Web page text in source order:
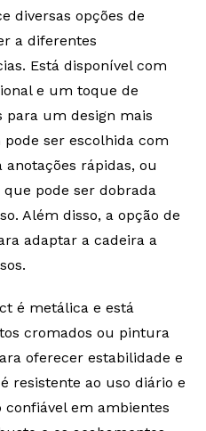
produtos e
sem aviso prévio.
empresas parceiras, o
de Garantia. Por
à Nota Fiscal da sua
se a partir da data de
defeitos estruturais, a
com cada produto
dias de garantia legal
item 6. Entende-se por
tipo de defeito
do usuário.
deverá entrar em
da reclamação é de
diversas opções de
a diferentes
Está disponível com
e um toque de
para um design mais
ser escolhida com
rápidas, ou
pode ser dobrada
Além disso, a opção de
adaptar a cadeira a
é metálica e está
cromados ou pintura
oferecer estabilidade e
resistente ao uso diário e
em ambientes